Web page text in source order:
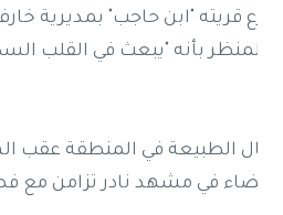
قريته "ابن حاجب" بمديرية
المنظر بأنه "يبعث في القلب
الطبيعة في المنطقة عقب
بيضاء في مشهد نادر تزامن